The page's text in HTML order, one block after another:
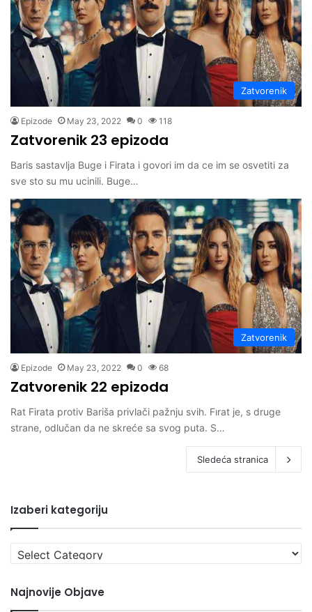
Zatvorenik
Epizode May 23, 2022 0 118
Zatvorenik 23 epizoda
Baris sastavlja Buge i Firata i govori im da ce im se osvetiti za
sve sto su mu ucinili. Buge…
Zatvorenik
Epizode May 23, 2022 0 68
Zatvorenik 22 epizoda
Rat Firata protiv Bariša privlači pažnju svih. Fırat je, s druge
strane, odlučan da ne skreće sa svog puta. S…
Sledeća stranica
Izaberi kategoriju
Izaberi
kategoriju
Najnovije Objave